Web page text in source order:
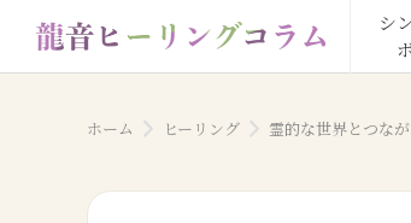
シ
ホーム ヒーリング 霊的な世界とつな